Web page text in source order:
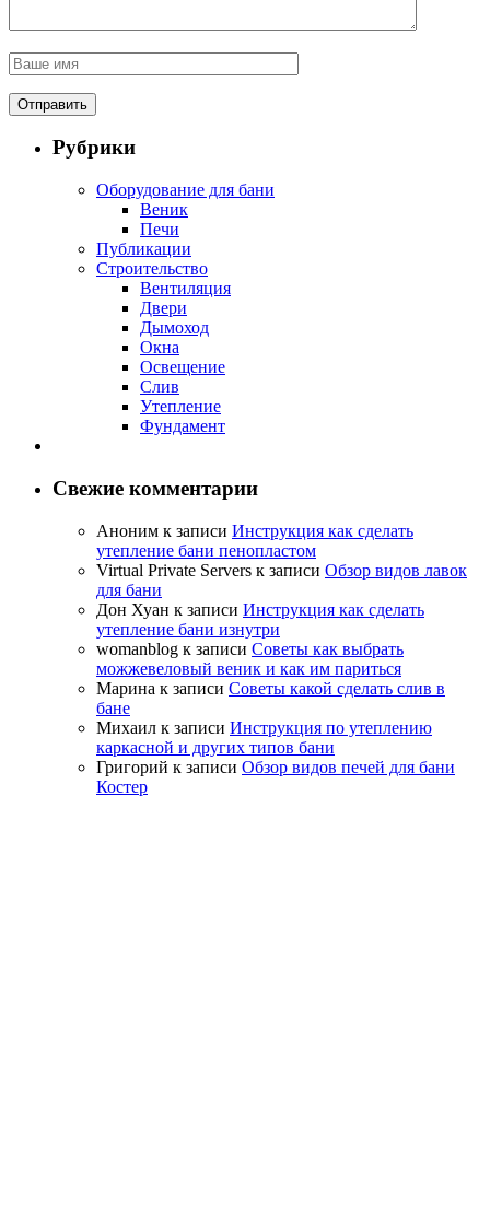
Рубрики
Оборудование для бани
Веник
Печи
Публикации
Строительство
Вентиляция
Двери
Дымоход
Окна
Освещение
Слив
Утепление
Фундамент
Свежие комментарии
Аноним к записи Инструкция как сделать
утепление бани пенопластом
Virtual Private Servers к записи Обзор видов лавок
для бани
Дон Хуан к записи Инструкция как сделать
утепление бани изнутри
womanblog к записи Советы как выбрать
можжевеловый веник и как им париться
Марина к записи Советы какой сделать слив в
бане
Михаил к записи Инструкция по утеплению
каркасной и других типов бани
Григорий к записи Обзор видов печей для бани
Костер